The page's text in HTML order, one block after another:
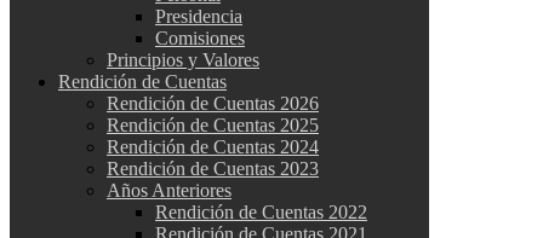
Presidencia
Comisiones
Principios y Valores
Rendición de Cuentas
Rendición de Cuentas 2026
Rendición de Cuentas 2025
Rendición de Cuentas 2024
Rendición de Cuentas 2023
Años Anteriores
Rendición de Cuentas 2022